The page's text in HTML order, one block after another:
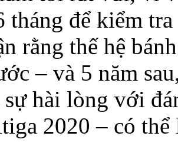
tháng để kiểm
rằng thế hệ
– và 5 năm
sự hài lòng với
2020 – có